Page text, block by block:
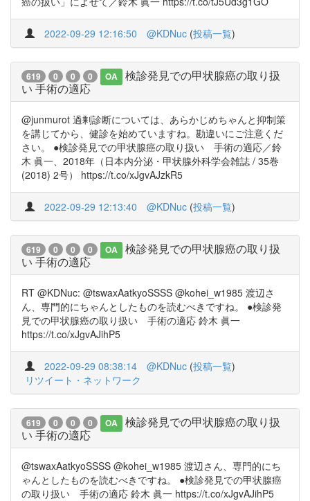
2022-09-29 12:16:50 @KDNuc (投稿一覧)
619 0 0 0 OA
検診発見での甲状腺癌の取り扱
い 手術の適応
@junmurot 過剰診断については、あらかじめちゃんと抑制策
を講じてから、健診を始めていますね。勘違いにご注意くだ
さい。 ●検診発見での甲状腺癌の取り扱い 手術の適応／鈴
木 眞一、2018年（日本内分泌・甲状腺外科学会雑誌 / 35巻
(2018) 2号） https://t.co/xJgvAJzkR5
2022-09-29 12:13:40 @KDNuc (投稿一覧)
619 0 0 0 OA
検診発見での甲状腺癌の取り扱
い 手術の適応
RT @KDNuc: @tswaxAatkyoSSSS @kohei_w1985 渡辺さ
ん、専門的にちゃんとしたものを読むべきですね。 ●検診発
見での甲状腺癌の取り扱い 手術の適応 鈴木 眞一
https://t.co/xJgvAJihP5
2022-09-29 08:38:14 @KDNuc (投稿一覧)
リツイート・ネットワーク
619 0 0 0 OA
検診発見での甲状腺癌の取り扱
い 手術の適応
@tswaxAatkyoSSSS @kohei_w1985 渡辺さん、専門的にち
ゃんとしたものを読むべきですね。 ●検診発見での甲状腺癌
の取り扱い 手術の適応 鈴木 眞一 https://t.co/xJgvAJihP5